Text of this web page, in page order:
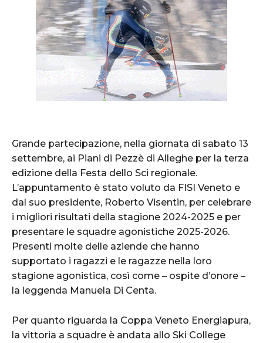
Grande partecipazione, nella giornata di sabato 13
settembre, ai Piani di Pezzè di Alleghe per la terza
edizione della Festa dello Sci regionale.
L’appuntamento è stato voluto da FISI Veneto e
dal suo presidente, Roberto Visentin, per celebrare
i migliori risultati della stagione 2024-2025 e per
presentare le squadre agonistiche 2025-2026.
Presenti molte delle aziende che hanno
supportato i ragazzi e le ragazze nella loro
stagione agonistica, così come – ospite d’onore –
la leggenda Manuela Di Centa.
Per quanto riguarda la Coppa Veneto Energiapura,
la vittoria a squadre è andata allo Ski College